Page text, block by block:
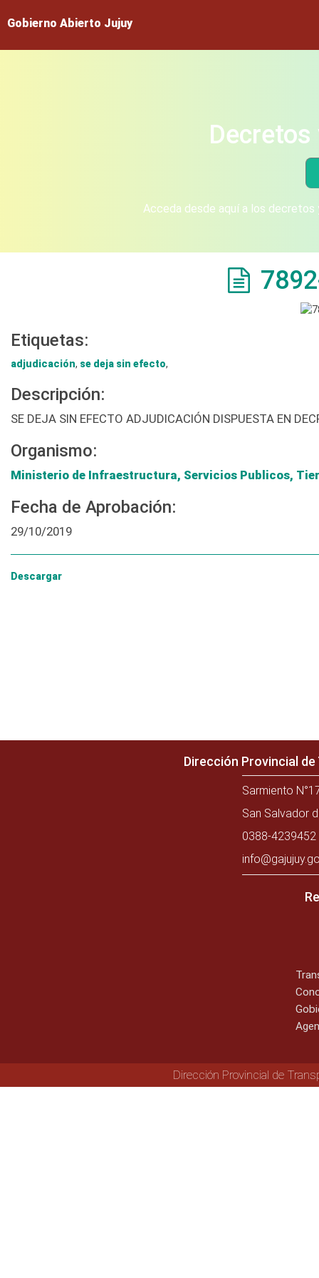
Gobierno Abierto Jujuy
Acceda desde aquí a los
Etiquetas:
adjudicación, se deja sin efecto,
Descripción:
SE DEJA SIN EFECTO ADJUDICACIÓN DISPUESTA EN
Organismo:
Ministerio de Infraestructura, Servicios Publicos,
Fecha de Aprobación:
29/10/2019
Descargar
Dirección Provincial
Sarmiento
San Salvador
0388-
Dirección Provincial de